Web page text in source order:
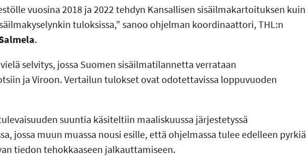
vuosina 2018 ja 2022 tehdyn Kansallisen sisäilmakartoituksen kuin
tuloksissa,” sanoo ohjelman koordinaattori, THL:n
.
selvitys, jossa Suomen sisäilmatilannetta verrataan
ja Viroon. Vertailun tulokset ovat odotettavissa loppuvuoden
suuntia käsiteltiin maaliskuussa järjestetyssä
jossa muun muassa nousi esille, että ohjelmassa tulee edelleen pyrkiä
tiedon tehokkaaseen jalkauttamiseen.